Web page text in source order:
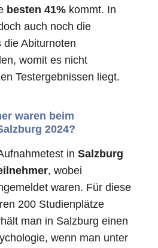
besten 41% kommt. In
auch noch die
die Abiturnoten
womit es nicht
Testergebnissen liegt.
waren beim
2024?
in Salzburg
, wobei
waren. Für diese
200 Studienplätze
man in Salzburg einen
wenn man unter